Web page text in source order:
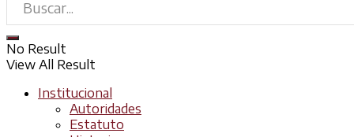
No Result
View All Result
Institucional
Autoridades
Estatuto